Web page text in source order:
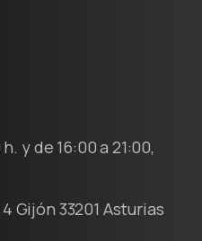
y de 16:00 a 21:00,
Gijón 33201 Asturias